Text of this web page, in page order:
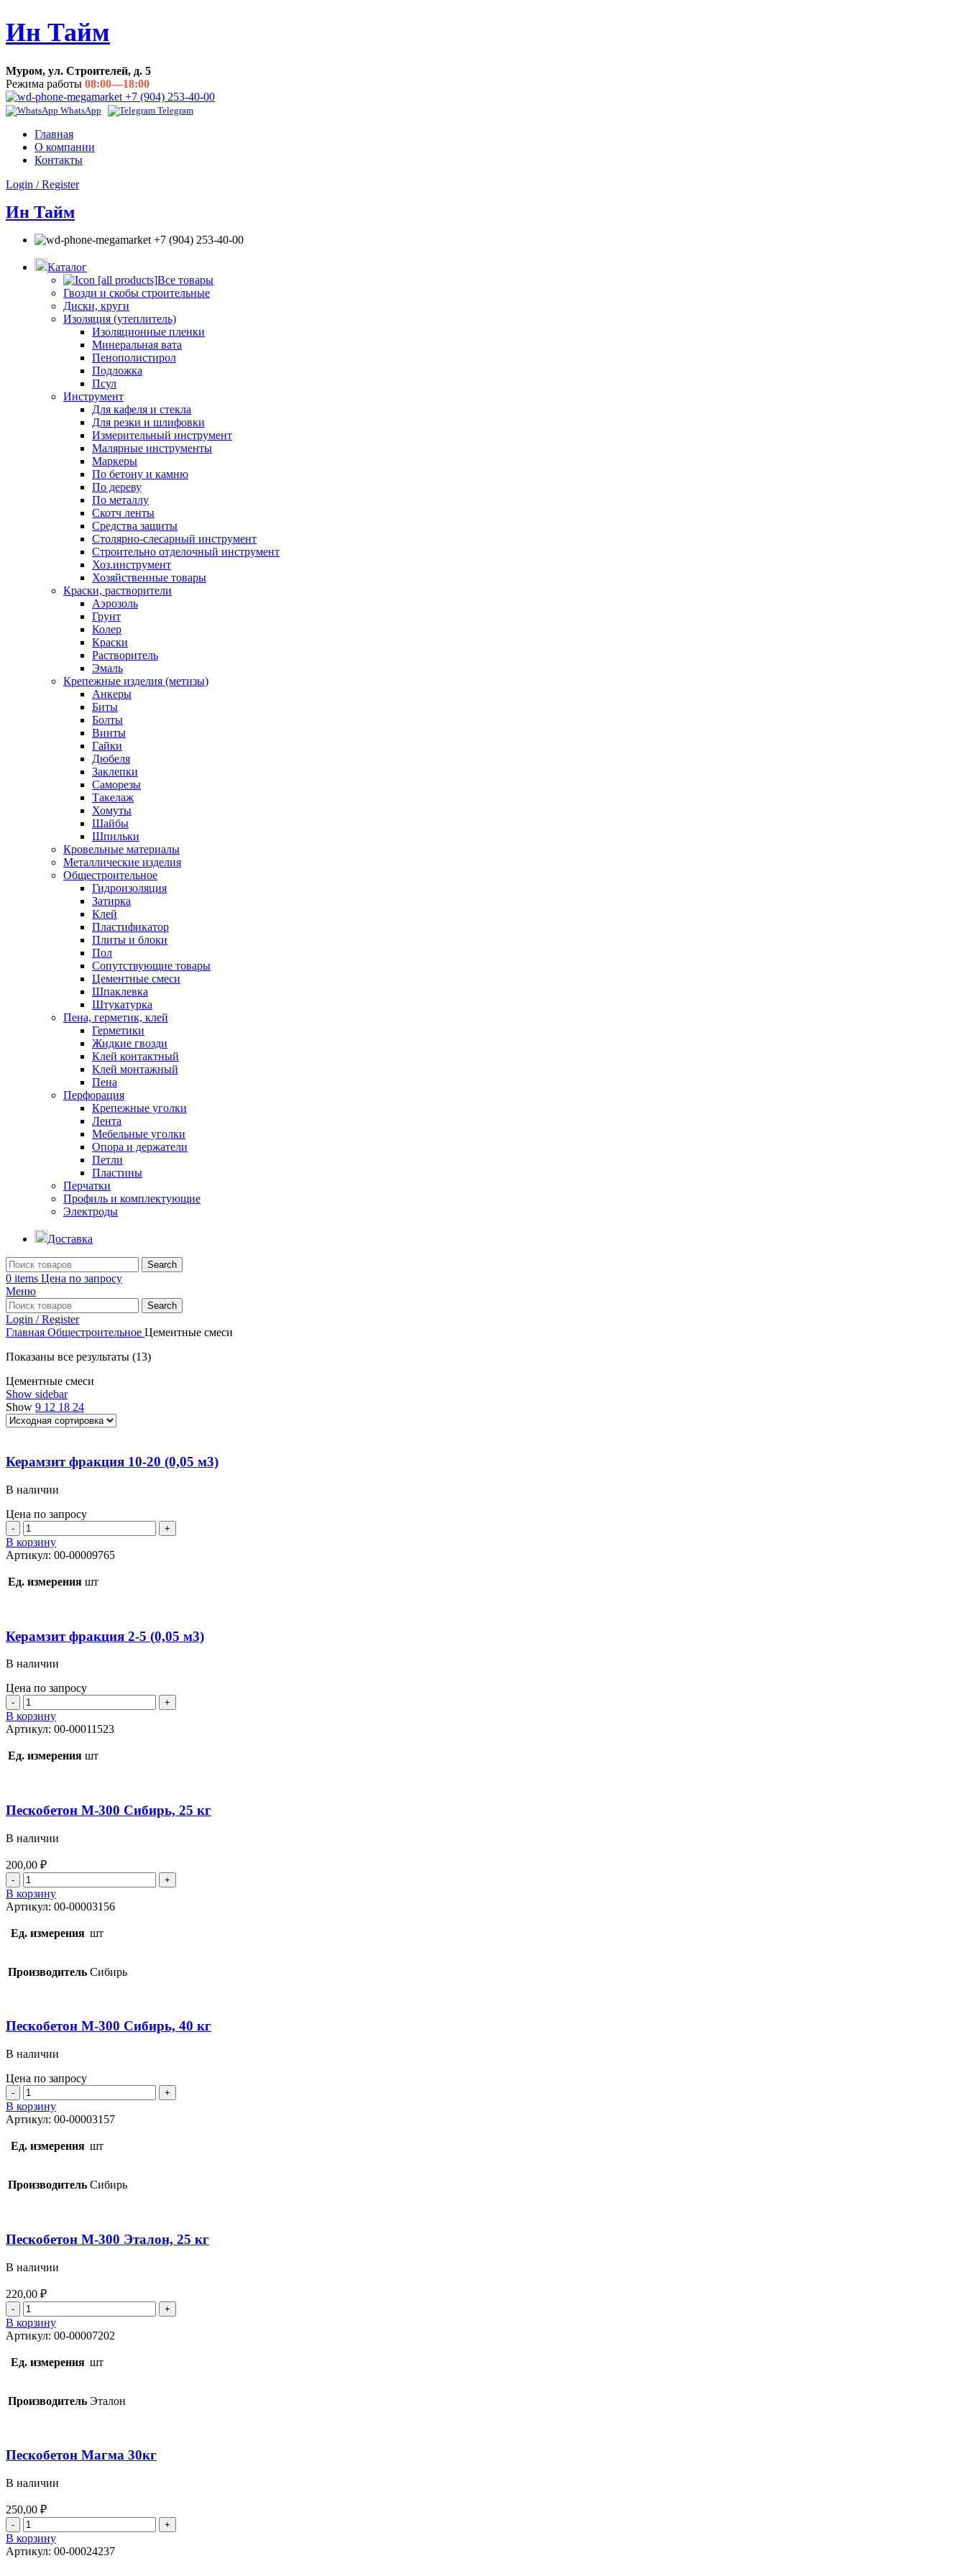
Ин Тайм
Муром, ул. Строителей, д. 5
Режима работы 08:00—18:00
+7 (904) 253-40-00
WhatsApp Telegram
Главная
О компании
Контакты
Login / Register
Ин Тайм
+7 (904) 253-40-00
Каталог
Все товары
Гвозди и скобы строительные
Диски, круги
Изоляция (утеплитель)
Изоляционные пленки
Минеральная вата
Пенополистирол
Подложка
Псул
Инструмент
Для кафеля и стекла
Для резки и шлифовки
Измерительный инструмент
Малярные инструменты
Маркеры
По бетону и камню
По дереву
По металлу
Скотч ленты
Средства защиты
Столярно-слесарный инструмент
Строительно отделочный инструмент
Хоз.инструмент
Хозяйственные товары
Краски, растворители
Аэрозоль
Грунт
Колер
Краски
Растворитель
Эмаль
Крепежные изделия (метизы)
Анкеры
Биты
Болты
Винты
Гайки
Дюбеля
Заклепки
Саморезы
Такелаж
Хомуты
Шайбы
Шпильки
Кровельные материалы
Металлические изделия
Общестроительное
Гидроизоляция
Затирка
Клей
Пластификатор
Плиты и блоки
Пол
Сопутствующие товары
Цементные смеси
Шпаклевка
Штукатурка
Пена, герметик, клей
Герметики
Жидкие гвозди
Клей контактный
Клей монтажный
Пена
Перфорация
Крепежные уголки
Лента
Мебельные уголки
Опора и держатели
Петли
Пластины
Перчатки
Профиль и комплектующие
Электроды
Доставка
Search
0 items Цена по запросу
Меню
Search
Login / Register
Главная Общестроительное Цементные смеси
Показаны все результаты (13)
Цементные смеси
Show sidebar
Show 9 12 18 24
Керамзит фракция 10-20 (0,05 м3)
В наличии
Цена по запросу
Количество
товара
Керамзит
фракция
10-
В корзину
Артикул: 00-00009765
Ед. измерения шт
Керамзит фракция 2-5 (0,05 м3)
В наличии
Цена по запросу
Количество
товара
Керамзит
фракция
2-
В корзину
Артикул: 00-00011523
Ед. измерения шт
Пескобетон М-300 Сибирь, 25 кг
В наличии
200,00 ₽
Количество
товара
Пескобетон
М-300
Сибирь,
25
В корзину
Артикул: 00-00003156
Ед. измерения шт
Производитель Сибирь
Пескобетон М-300 Сибирь, 40 кг
В наличии
Цена по запросу
Количество
товара
Пескобетон
М-300
Сибирь,
40
В корзину
Артикул: 00-00003157
Ед. измерения шт
Производитель Сибирь
Пескобетон М-300 Эталон, 25 кг
В наличии
220,00 ₽
Количество
товара
Пескобетон
М-300
Эталон,
25
В корзину
Артикул: 00-00007202
Ед. измерения шт
Производитель Эталон
Пескобетон Магма 30кг
В наличии
250,00 ₽
Количество
товара
Пескобетон
Магма
В корзину
Артикул: 00-00024237